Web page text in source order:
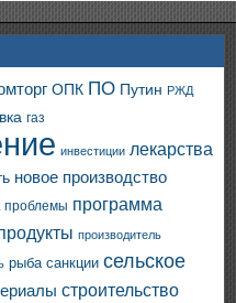
ОПК ПО Путин РЖД
газ
инвестиции лекарства
новое производство
проблемы программа
производитель
рыба санкции сельское
строительство